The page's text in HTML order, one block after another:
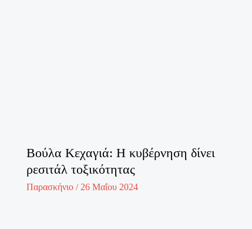
Βούλα Κεχαγιά: Η κυβέρνηση δίνει
ρεσιτάλ τοξικότητας
Παρασκήνιο/26 Μαΐου 2024